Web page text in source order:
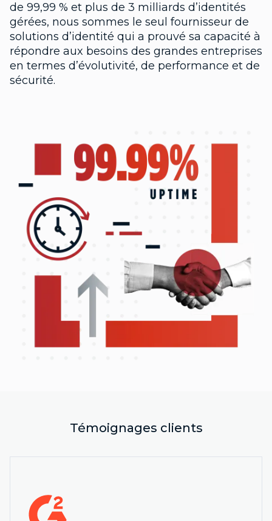
de 99,99 % et plus de 3 milliards d’identités
gérées, nous sommes le seul fournisseur de
solutions d’identité qui a prouvé sa capacité à
répondre aux besoins des grandes entreprises
en termes d’évolutivité, de performance et de
sécurité.
Témoignages clients